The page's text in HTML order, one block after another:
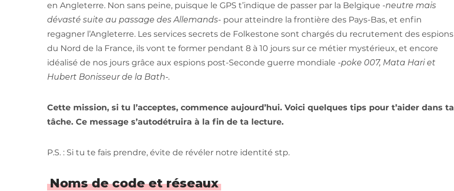
en Angleterre. Non sans peine, puisque le GPS t’indique de passer par la Belgique -neutre mais
dévasté suite au passage des Allemands- pour atteindre la frontière des Pays-Bas, et enfin
regagner l’Angleterre. Les services secrets de Folkestone sont chargés du recrutement des espions
du Nord de la France, ils vont te former pendant 8 à 10 jours sur ce métier mystérieux, et encore
idéalisé de nos jours grâce aux espions post-Seconde guerre mondiale -poke 007, Mata Hari et
Hubert Bonisseur de la Bath-.
Cette mission, si tu l’acceptes, commence aujourd’hui. Voici quelques tips pour t’aider dans ta
tâche. Ce message s’autodétruira à la fin de ta lecture.
P.S. : Si tu te fais prendre, évite de révéler notre identité stp.
Noms de code et réseaux